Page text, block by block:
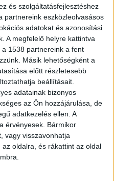
és szolgáltatásfejlesztéshez
partnereink eszközleolvasásos
adatokat és azonosítási
A megfelelő helyre kattintva
1538 partnereink a fent
Másik lehetőségként a
előtt részletesebb
beállításait.
adatainak bizonyos
az Ön hozzájárulása, de
adatkezelés ellen. A
érvényesek. Bármikor
vagy visszavonhatja
oldalra, és rákattint az oldal